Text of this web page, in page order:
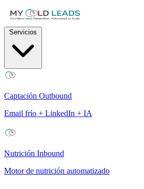
Captación Outbound
Email frío + LinkedIn + IA
Nutrición Inbound
Motor de nutrición automatizado